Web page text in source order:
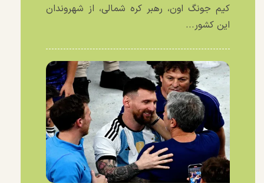
کیم جونگ اون، رهبر کره شمالی، از شهروندان
این کشور...